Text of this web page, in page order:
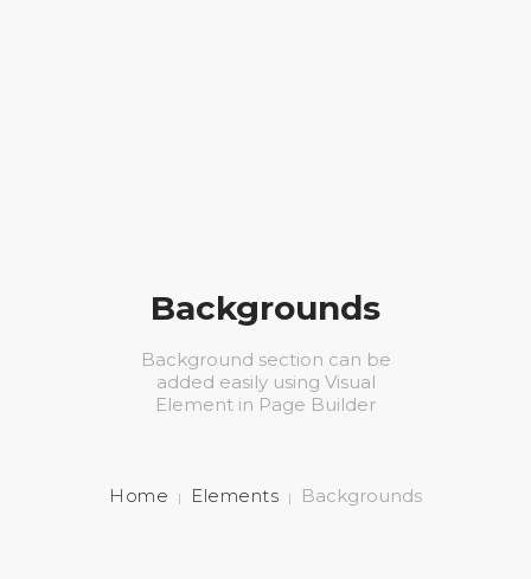
Backgrounds
Background section can be
added easily using Visual
Element in Page Builder
Home Elements Backgrounds